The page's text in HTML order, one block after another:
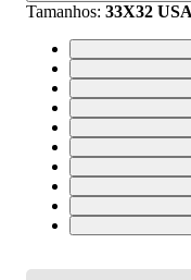
Tamanhos: 33X32
24X32 USA | 34
26X32 USA | 37
28X32 USA | 39
30X32 USA | 41
32X32 USA | 43
24X30 USA | 34
26X30 USA | 37
28X30 USA | 39
30X30 USA | 41
32X30 USA | 43